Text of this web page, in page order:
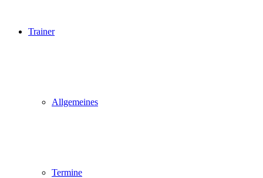
Trainer
Allgemeines
Termine